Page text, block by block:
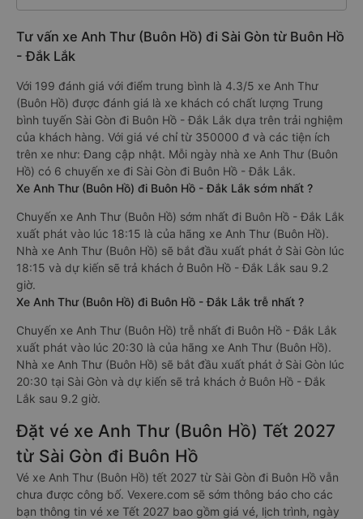
Tư vấn xe Anh Thư (Buôn Hồ) đi Sài Gòn từ Buôn Hồ
- Đắk Lắk
Với 199 đánh giá với điểm trung bình là 4.3/5 xe Anh Thư
(Buôn Hồ) được đánh giá là xe khách có chất lượng Trung
bình tuyến Sài Gòn đi Buôn Hồ - Đắk Lắk dựa trên trải nghiệm
của khách hàng. Với giá vé chỉ từ 350000 đ và các tiện ích
trên xe như: Đang cập nhật. Mỗi ngày nhà xe Anh Thư (Buôn
Hồ) có 6 chuyến xe đi Sài Gòn đi Buôn Hồ - Đắk Lắk.
Xe Anh Thư (Buôn Hồ) đi Buôn Hồ - Đắk Lắk sớm nhất ?
Chuyến xe Anh Thư (Buôn Hồ) sớm nhất đi Buôn Hồ - Đắk Lắk
xuất phát vào lúc 18:15 là của hãng xe Anh Thư (Buôn Hồ).
Nhà xe Anh Thư (Buôn Hồ) sẽ bắt đầu xuất phát ở Sài Gòn lúc
18:15 và dự kiến sẽ trả khách ở Buôn Hồ - Đắk Lắk sau 9.2
giờ.
Xe Anh Thư (Buôn Hồ) đi Buôn Hồ - Đắk Lắk trễ nhất ?
Chuyến xe Anh Thư (Buôn Hồ) trễ nhất đi Buôn Hồ - Đắk Lắk
xuất phát vào lúc 20:30 là của hãng xe Anh Thư (Buôn Hồ).
Nhà xe Anh Thư (Buôn Hồ) sẽ bắt đầu xuất phát ở Sài Gòn lúc
20:30 tại Sài Gòn và dự kiến sẽ trả khách ở Buôn Hồ - Đắk
Lắk sau 9.2 giờ.
Đặt vé xe Anh Thư (Buôn Hồ) Tết 2027
từ Sài Gòn đi Buôn Hồ
Vé xe Anh Thư (Buôn Hồ) tết 2027 từ Sài Gòn đi Buôn Hồ vẫn
chưa được công bố. Vexere.com sẽ sớm thông báo cho các
bạn thông tin vé xe Tết 2027 bao gồm giá vé, lịch trình, ngày